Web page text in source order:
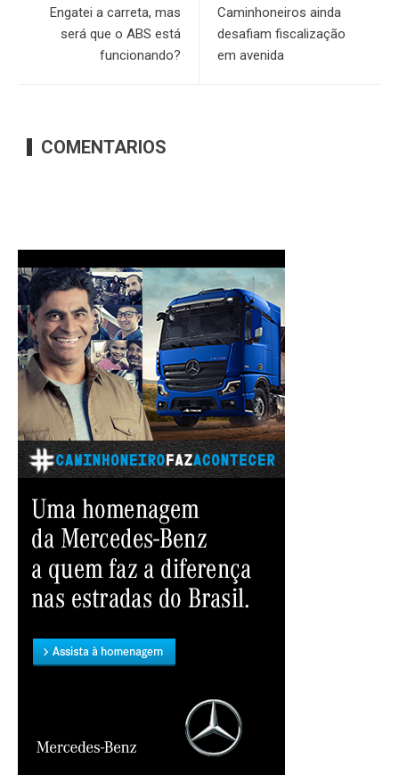
Engatei a carreta, mas
será que o ABS está
funcionando?
Caminhoneiros ainda
desafiam fiscalização
em avenida
COMENTARIOS